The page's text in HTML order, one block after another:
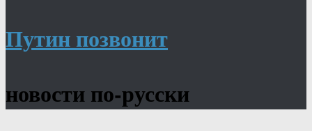
Путин позвонит
новости по-русски